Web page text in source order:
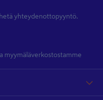
yhteydenottopyyntö.
myymäläverkostostamme